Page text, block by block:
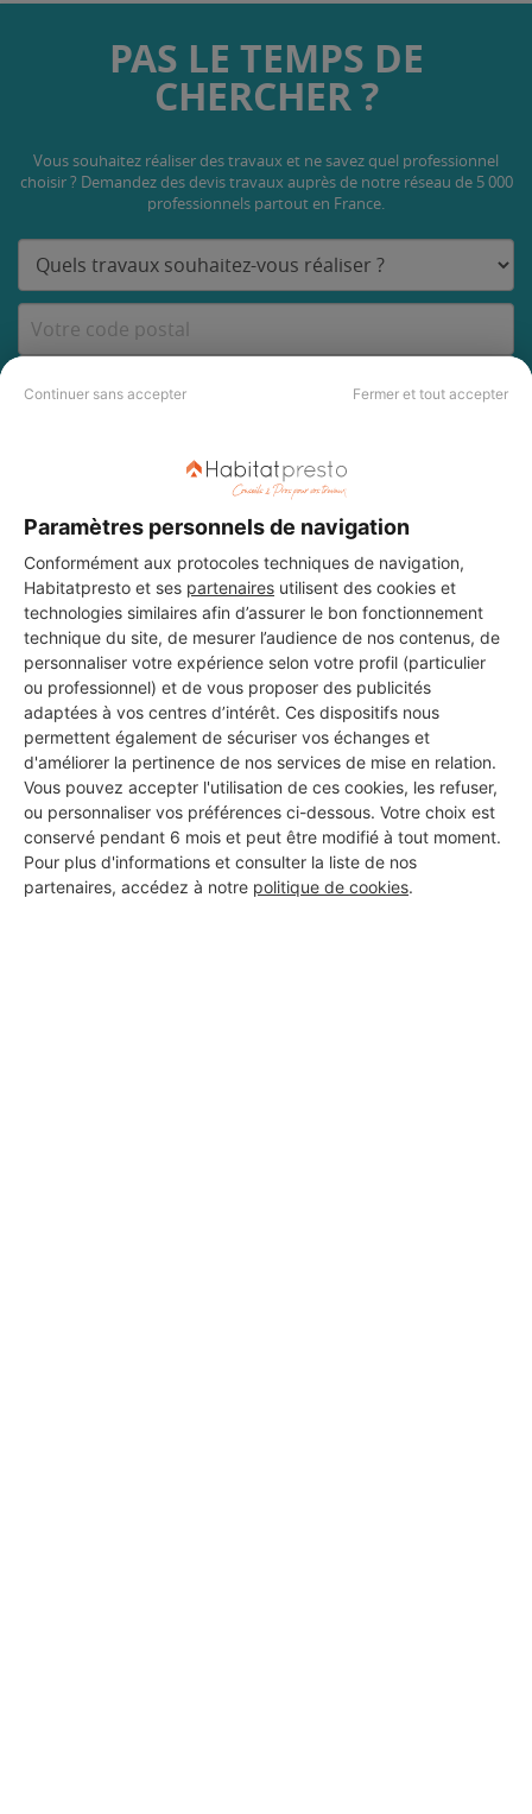
Continuer sans accepter Fermer et tout accepter
Paramètres personnels de navigation
Conformément aux protocoles techniques de navigation,
Habitatpresto et ses partenaires utilisent des cookies et
technologies similaires afin d’assurer le bon fonctionnement
technique du site, de mesurer l’audience de nos contenus, de
personnaliser votre expérience selon votre profil (particulier
ou professionnel) et de vous proposer des publicités
adaptées à vos centres d’intérêt. Ces dispositifs nous
permettent également de sécuriser vos échanges et
d'améliorer la pertinence de nos services de mise en relation.
Vous pouvez accepter l'utilisation de ces cookies, les refuser,
ou personnaliser vos préférences ci-dessous. Votre choix est
conservé pendant 6 mois et peut être modifié à tout moment.
Pour plus d'informations et consulter la liste de nos
partenaires, accédez à notre politique de cookies.
PAS LE TEMPS DE
CHERCHER ?
Vous souhaitez réaliser des travaux et ne savez quel professionnel
choisir ? Demandez des devis travaux auprès de notre réseau de 5 000
professionnels partout en France.
Les 5 autres Menuisiers pour
vos travaux à Petit-Caux
EC Vert
Petit-Caux
7 ans d'expérience
Voir sa fiche
K2F CONSTRUCTION